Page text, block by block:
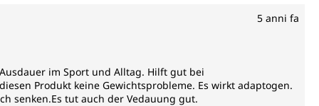
5 anni fa
im Sport und Alltag. Hilft gut bei
Produkt keine Gewichtsprobleme. Es wirkt adaptogen.
senken.Es tut auch der Vedauung gut.